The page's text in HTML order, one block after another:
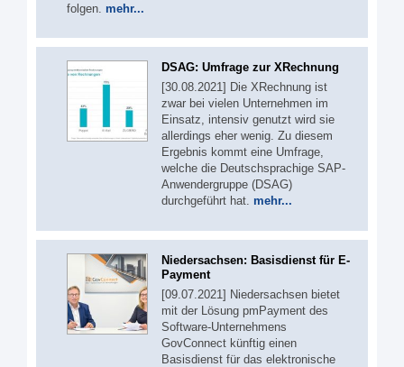
folgen. mehr...
DSAG: Umfrage zur XRechnung
[30.08.2021] Die XRechnung ist
zwar bei vielen Unternehmen im
Einsatz, intensiv genutzt wird sie
allerdings eher wenig. Zu diesem
Ergebnis kommt eine Umfrage,
welche die Deutschsprachige SAP-
Anwendergruppe (DSAG)
durchgeführt hat. mehr...
Niedersachsen: Basisdienst für E-
Payment
[09.07.2021] Niedersachsen bietet
mit der Lösung pmPayment des
Software-Unternehmens
GovConnect künftig einen
Basisdienst für das elektronische